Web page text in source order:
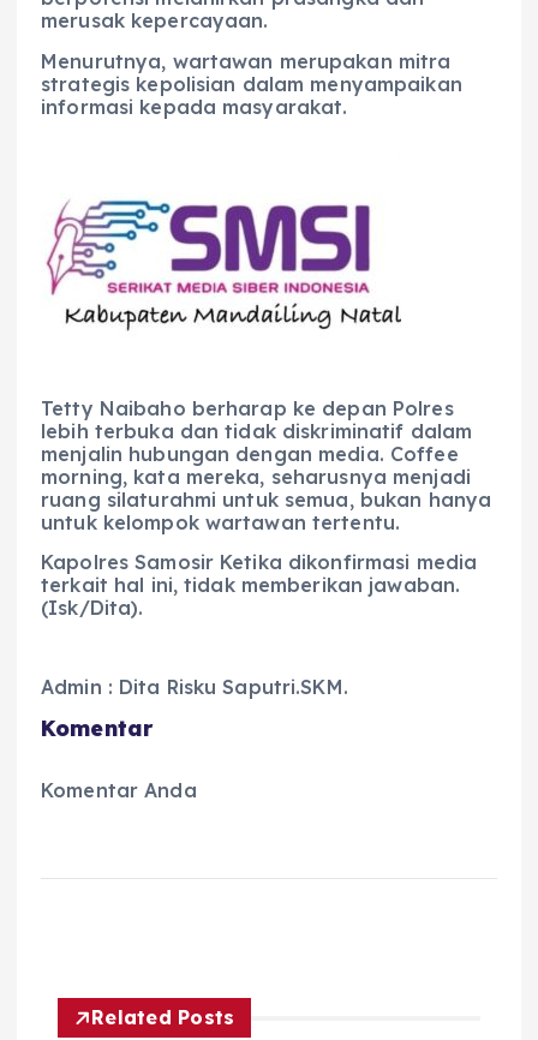
merusak kepercayaan.
Menurutnya, wartawan merupakan mitra
strategis kepolisian dalam menyampaikan
informasi kepada masyarakat.
Tetty Naibaho berharap ke depan Polres
lebih terbuka dan tidak diskriminatif dalam
menjalin hubungan dengan media. Coffee
morning, kata mereka, seharusnya menjadi
ruang silaturahmi untuk semua, bukan hanya
untuk kelompok wartawan tertentu.
Kapolres Samosir Ketika dikonfirmasi media
terkait hal ini, tidak memberikan jawaban.
(Isk/Dita).
Admin : Dita Risku Saputri.SKM.
Komentar
Komentar Anda
Related Posts